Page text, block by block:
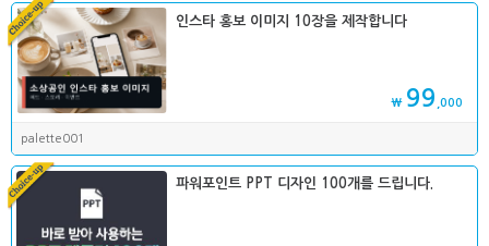
인스타 홍보 이미지 10장을 제작합니다
₩ 99 ,000
palette001
파워포인트 PPT 디자인 100개를 드립니다.